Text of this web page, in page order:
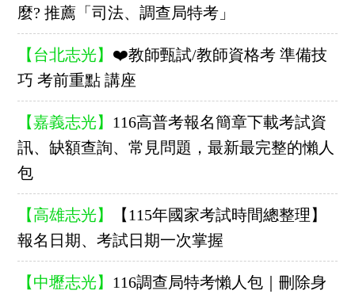
麼? 推薦「司法、調查局特考」
【台北志光】 ❤️教師甄試/教師資格考 準備技
巧 考前重點 講座
【嘉義志光】 116高普考報名簡章下載考試資
訊、缺額查詢、常見問題，最新最完整的懶人
包
【高雄志光】
【115年國家考試時間總整理】
報名日期、考試日期一次掌握
【中壢志光】 116調查局特考懶人包｜刪除身